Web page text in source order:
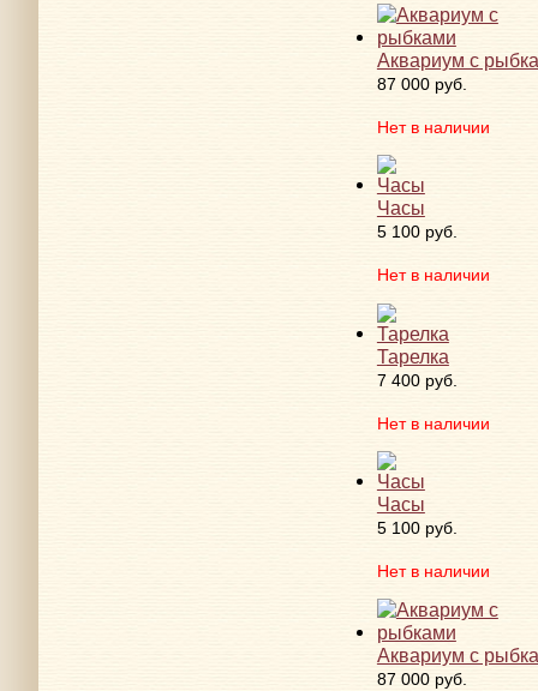
Аквариум с
87 000 руб.
Нет в наличии
Часы
5 100 руб.
Нет в наличии
Тарелка
7 400 руб.
Нет в наличии
Часы
5 100 руб.
Нет в наличии
Аквариум с
87 000 руб.